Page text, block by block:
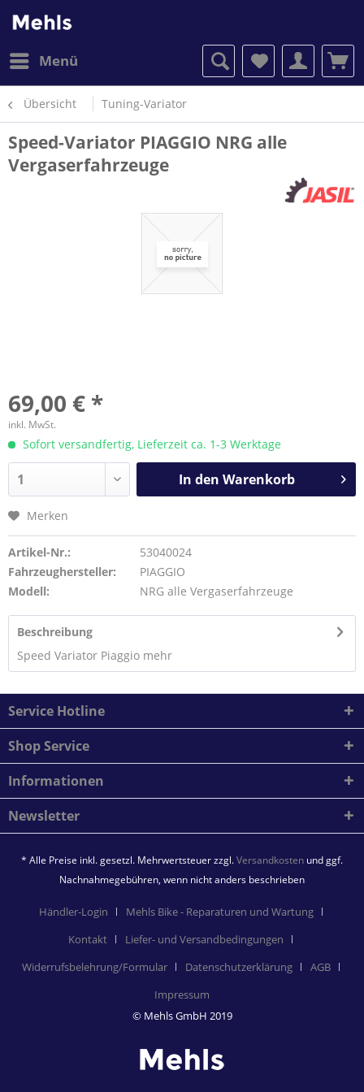
Menü
Übersicht Tuning-Variator
Speed-Variator PIAGGIO NRG alle
Vergaserfahrzeuge
69,00 € *
inkl. MwSt.
Sofort versandfertig, Lieferzeit ca. 1-3 Werktage
In den Warenkorb
Merken
Artikel-Nr.:
53040024
Fahrzeughersteller:
PIAGGIO
Modell:
NRG alle Vergaserfahrzeuge
Beschreibung
Speed Variator Piaggio mehr
Service Hotline
Shop Service
Informationen
Newsletter
* Alle Preise inkl. gesetzl. Mehrwertsteuer zzgl.Versandkosten und ggf.
Nachnahmegebühren, wenn nicht anders beschrieben
Händler-Login
Mehls Bike - Reparaturen und Wartung
Kontakt
Liefer- und Versandbedingungen
Widerrufsbelehrung/Formular
Datenschutzerklärung
AGB
Impressum
© Mehls GmbH 2019